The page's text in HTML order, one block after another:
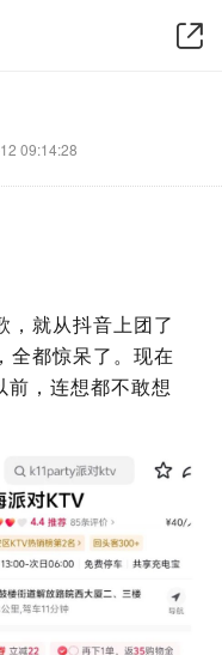
09:14:28
，就从抖音上团了
全都惊呆了。现在
前，连想都不敢想